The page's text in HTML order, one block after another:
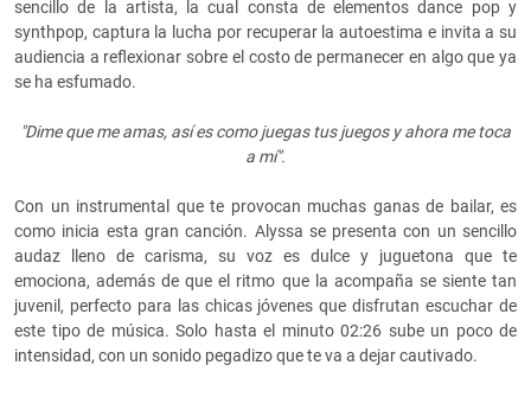
sencillo de la artista, la cual consta de elementos dance pop y
synthpop, captura la lucha por recuperar la autoestima e invita a su
audiencia a reflexionar sobre el costo de permanecer en algo que ya
se ha esfumado.
"Dime que me amas, así es como juegas tus juegos y ahora me toca
a mí".
Con un instrumental que te provocan muchas ganas de bailar, es
como inicia esta gran canción. Alyssa se presenta con un sencillo
audaz lleno de carisma, su voz es dulce y juguetona que te
emociona, además de que el ritmo que la acompaña se siente tan
juvenil, perfecto para las chicas jóvenes que disfrutan escuchar de
este tipo de música. Solo hasta el minuto 02:26 sube un poco de
intensidad, con un sonido pegadizo que te va a dejar cautivado.